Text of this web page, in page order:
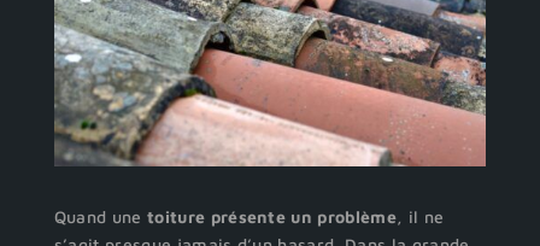
Quand une toiture présente un problème, il ne